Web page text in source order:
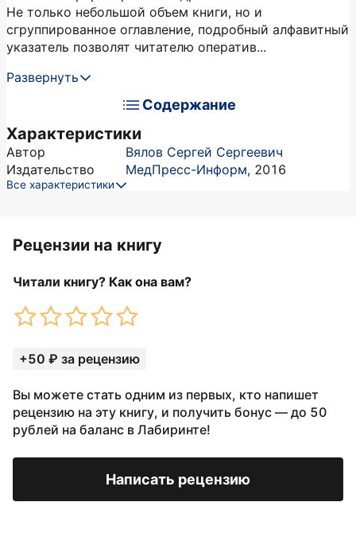
Не только небольшой объем книги, но и
сгруппированное оглавление, подробный алфавитный
указатель позволят читателю оператив...
Развернуть
Содержание
Характеристики
Автор
Вялов Сергей Сергеевич
Издательство
МедПресс-Информ, 2016
Все характеристики
Рецензии на книгу
Читали книгу? Как она вам?
+50 ₽ за рецензию
Вы можете стать одним из первых, кто напишет
рецензию на эту книгу, и получить бонус — до 50
рублей на баланс в Лабиринте!
Написать рецензию